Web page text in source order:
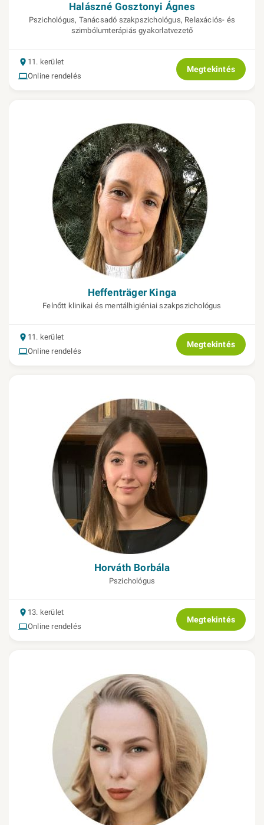
Halászné Gosztonyi Ágnes
Pszichológus, Tanácsadó szakpszichológus, Relaxációs- és
szimbólumterápiás gyakorlatvezető
11. kerület
Online rendelés
Megtekintés
Heffenträger Kinga
Felnőtt klinikai és mentálhigiéniai szakpszichológus
11. kerület
Online rendelés
Megtekintés
Horváth Borbála
Pszichológus
13. kerület
Online rendelés
Megtekintés